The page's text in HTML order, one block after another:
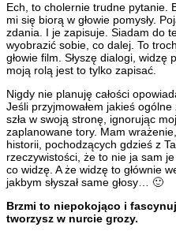
Ech, to cholernie trudne pytanie.
mi się biorą w głowie pomysły.
zdania. I je zapisuje. Siadam do
wyobrazić sobie, co dalej. To
głowie film. Słyszę dialogi, widzę
moją rolą jest to tylko zapisać.
Nigdy nie planuję całości
Jeśli przyjmowałem jakieś
szła w swoją stronę, ignorując
zaplanowane tory. Mam
historii, pochodzących gdzieś z
rzeczywistości, że to nie ja sam
co widzę. A że widzę to głównie
jakbym słyszał same głosy… 🙂
Brzmi to niepokojąco i
tworzysz w nurcie grozy.